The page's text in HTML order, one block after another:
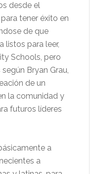
desde el
tener éxito en
de que
listos para leer,
Schools, pero
Bryan Grau,
de un
la comunidad y
futuros líderes
a
a